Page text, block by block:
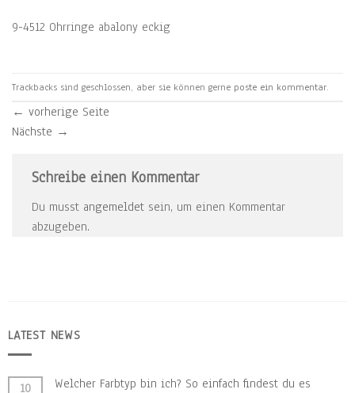
9-4512 Ohrringe abalony eckig
Trackbacks sind geschlossen, aber sie können gerne poste ein kommentar.
← vorherige Seite
Nächste →
Schreibe einen Kommentar
Du musst angemeldet sein, um einen Kommentar
abzugeben.
LATEST NEWS
10
Welcher Farbtyp bin ich? So einfach findest du es